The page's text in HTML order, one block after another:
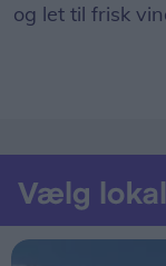
og let til frisk